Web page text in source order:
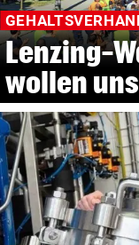
Lenzing-
wollen